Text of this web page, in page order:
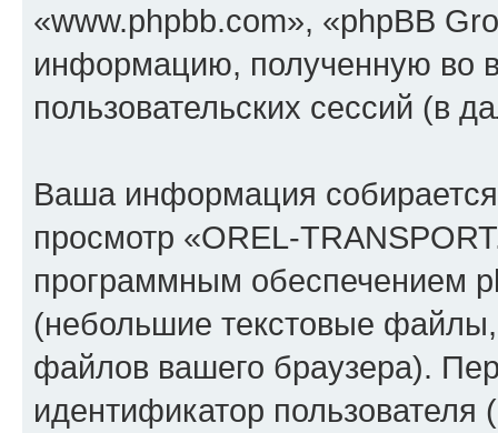
«www.phpbb.com», «phpBB
информацию, полученную во
пользовательских сессий (в
Ваша информация
просмотр «OREL-
программным обеспечением
(небольшие текстовые
файлов вашего браузера).
идентификатор